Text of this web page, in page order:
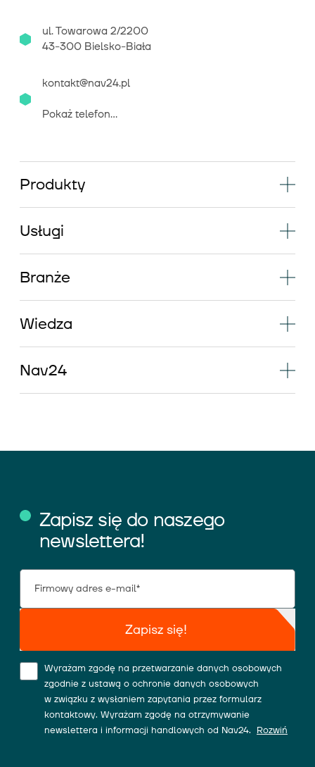
ul. Towarowa 2/2200
43-300 Bielsko-Biała
kontakt@nav24.pl
Pokaż telefon...
Produkty
Usługi
Branże
Wiedza
Nav24
Zapisz się do naszego
newslettera!
Zapisz się!
Wyrażam zgodę na przetwarzanie danych osobowych
zgodnie z ustawą o ochronie danych osobowych
w związku z wysłaniem zapytania przez formularz
kontaktowy. Wyrażam zgodę na otrzymywanie
newslettera i informacji handlowych od Nav24.
Rozwiń